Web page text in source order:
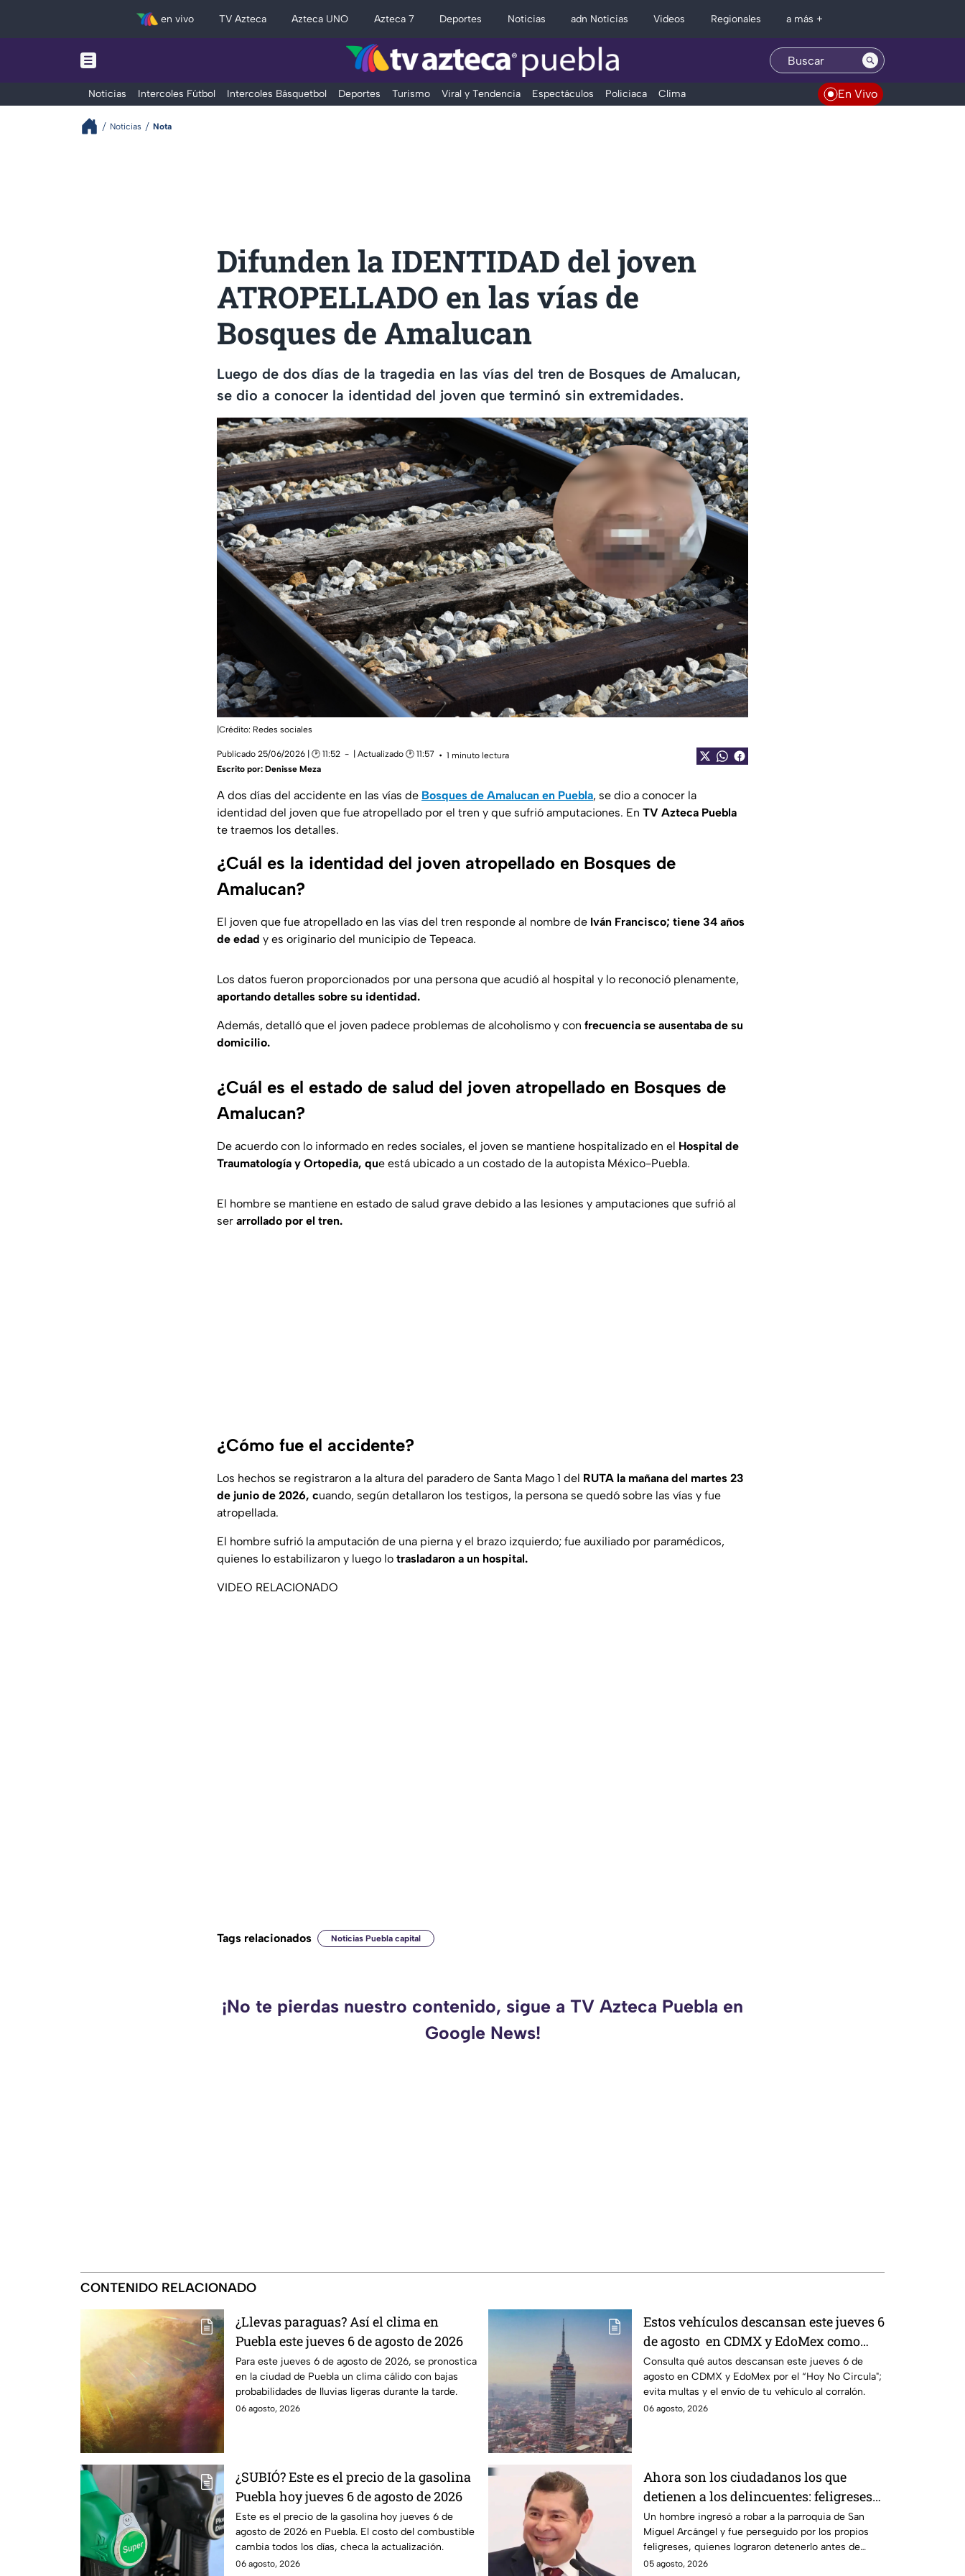
en vivo TV Azteca Azteca UNO Azteca 7 Deportes Noticias adn Noticias Videos Regionales a más +
Noticias Intercoles Fútbol Intercoles Básquetbol Deportes Turismo Viral y Tendencia Espectáculos Policiaca Clima En Vivo
Noticias Nota
Difunden la IDENTIDAD del joven
ATROPELLADO en las vías de
Bosques de Amalucan
Luego de dos días de la tragedia en las vías del tren de Bosques de Amalucan,
se dio a conocer la identidad del joven que terminó sin extremidades.
|Crédito: Redes sociales
Publicado 25/06/2026 | 🕑 11:52 | Actualizado 🕑 11:57
1 minuto lectura
Escrito por: Denisse Meza
A dos días del accidente en las vías de Bosques de Amalucan en Puebla, se dio a conocer la
identidad del joven que fue atropellado por el tren y que sufrió amputaciones. En TV Azteca Puebla
te traemos los detalles.
¿Cuál es la identidad del joven atropellado en Bosques de
Amalucan?
El joven que fue atropellado en las vías del tren responde al nombre de Iván Francisco; tiene 34 años
de edad y es originario del municipio de Tepeaca.
Los datos fueron proporcionados por una persona que acudió al hospital y lo reconoció plenamente,
aportando detalles sobre su identidad.
Además, detalló que el joven padece problemas de alcoholismo y con frecuencia se ausentaba de su
domicilio.
¿Cuál es el estado de salud del joven atropellado en Bosques de
Amalucan?
De acuerdo con lo informado en redes sociales, el joven se mantiene hospitalizado en el Hospital de
Traumatología y Ortopedia, que está ubicado a un costado de la autopista México-Puebla.
El hombre se mantiene en estado de salud grave debido a las lesiones y amputaciones que sufrió al
ser arrollado por el tren.
¿Cómo fue el accidente?
Los hechos se registraron a la altura del paradero de Santa Mago 1 del RUTA la mañana del martes 23
de junio de 2026, cuando, según detallaron los testigos, la persona se quedó sobre las vías y fue
atropellada.
El hombre sufrió la amputación de una pierna y el brazo izquierdo; fue auxiliado por paramédicos,
quienes lo estabilizaron y luego lo trasladaron a un hospital.
VIDEO RELACIONADO
Tags relacionados Noticias Puebla capital
¡No te pierdas nuestro contenido, sigue a TV Azteca Puebla en
Google News!
CONTENIDO RELACIONADO
¿Llevas paraguas? Así el clima en
Puebla este jueves 6 de agosto de 2026
Para este jueves 6 de agosto de 2026, se pronostica
en la ciudad de Puebla un clima cálido con bajas
probabilidades de lluvias ligeras durante la tarde.
06 agosto, 2026
Estos vehículos descansan este jueves 6
de agosto en CDMX y EdoMex como
parte del Hoy No Circula
Consulta qué autos descansan este jueves 6 de
agosto en CDMX y EdoMex por el “Hoy No Circula";
evita multas y el envío de tu vehículo al corralón.
06 agosto, 2026
¿SUBIÓ? Este es el precio de la gasolina
Puebla hoy jueves 6 de agosto de 2026
Este es el precio de la gasolina hoy jueves 6 de
agosto de 2026 en Puebla. El costo del combustible
cambia todos los días, checa la actualización.
06 agosto, 2026
Ahora son los ciudadanos los que
detienen a los delincuentes: feligreses
detienen a presunto ladrón ante la
inseguridad en la Puebla de Alejandro
Armenta
Un hombre ingresó a robar a la parroquia de San
Miguel Arcángel y fue perseguido por los propios
feligreses, quienes lograron detenerlo antes de
entregarlo a la policía. Vecinos denuncian que los
05 agosto, 2026